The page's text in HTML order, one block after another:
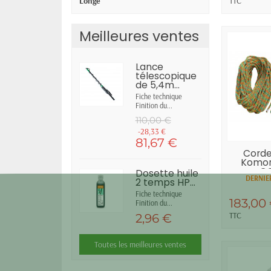
Meilleures ventes
Lance
télescopique
de 5,4m...
Fiche technique
Finition du...
110,00 €
-28,33 €
81,67 €
Dosette huile
2 temps HP...
Fiche technique
Finition du...
2,96 €
Toutes les meilleures ventes
183,00
TTC